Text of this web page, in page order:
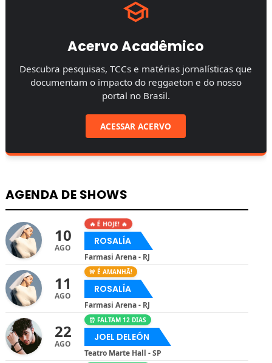
Acervo Acadêmico
Descubra pesquisas, TCCs e matérias jornalísticas que
documentam o impacto do reggaeton e do nosso
portal no Brasil.
ACESSAR ACERVO
AGENDA DE SHOWS
10
AGO
🔥 É HOJE! 🔥
ROSALÍA
Farmasi Arena - RJ
11
AGO
🚨 É AMANHÃ!
ROSALÍA
Farmasi Arena - RJ
22
AGO
⏰ FALTAM 12 DIAS
JOEL DELEÓN
Teatro Marte Hall - SP